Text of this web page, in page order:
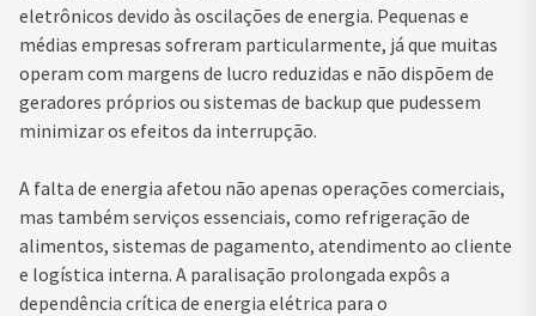
eletrônicos devido às oscilações de energia. Pequenas e
médias empresas sofreram particularmente, já que muitas
operam com margens de lucro reduzidas e não dispõem de
geradores próprios ou sistemas de backup que pudessem
minimizar os efeitos da interrupção.
A falta de energia afetou não apenas operações comerciais,
mas também serviços essenciais, como refrigeração de
alimentos, sistemas de pagamento, atendimento ao cliente
e logística interna. A paralisação prolongada expôs a
dependência crítica de energia elétrica para o